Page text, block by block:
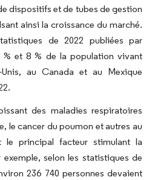
dispositifs et de tubes de gestion
ainsi la croissance du marché.
de 2022 publiées par
% et 8 % de la population vivant
au Canada et au Mexique
des maladies respiratoires
le cancer du poumon et autres au
principal facteur stimulant la
selon les statistiques de
236 740 personnes devaient